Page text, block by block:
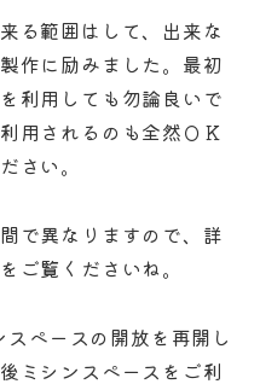
る範囲はして、出来な
作に励みました。最初
利用しても勿論良いで
用されるのも全然ＯＫ
さい。
で異なりますので、詳
ご覧くださいね。
ペースの開放を再開し
ミシンスペースをご利